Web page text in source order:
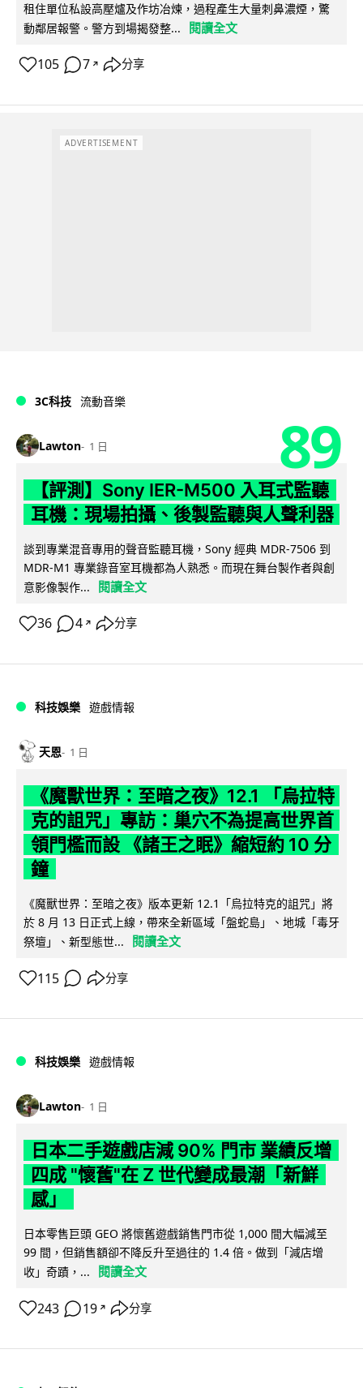
租住單位私設高壓爐及作坊冶煉，過程產生大量刺鼻濃煙，驚
動鄰居報警。警方到場揭發整...
閱讀全文
105 7 ↗ 分享
ADVERTISEMENT
3C科技 流動音樂
Lawton 1 日 89
【評測】Sony IER-M500 入耳式監聽
耳機：現場拍攝、後製監聽與人聲利器
談到專業混音專用的聲音監聽耳機，Sony 經典 MDR-7506 到
MDR-M1 專業錄音室耳機都為人熟悉。而現在舞台製作者與創
意影像製作...
閱讀全文
36 4 ↗ 分享
科技娛樂 遊戲情報
天恩 1 日
《魔獸世界：至暗之夜》12.1 「烏拉特
克的詛咒」專訪：巢穴不為提高世界首
領門檻而設 《諸王之眠》縮短約 10 分
鐘
《魔獸世界：至暗之夜》版本更新 12.1「烏拉特克的詛咒」將
於 8 月 13 日正式上線，帶來全新區域「盤蛇島」、地城「毒牙
祭壇」、新型態世...
閱讀全文
115 分享
科技娛樂 遊戲情報
Lawton 1 日
日本二手遊戲店減 90% 門市 業績反增
四成 "懷舊"在 Z 世代變成最潮「新鮮
感」
日本零售巨頭 GEO 將懷舊遊戲銷售門市從 1,000 間大幅減至
99 間，但銷售額卻不降反升至過往的 1.4 倍。做到「減店增
收」奇蹟，...
閱讀全文
243 19 ↗ 分享